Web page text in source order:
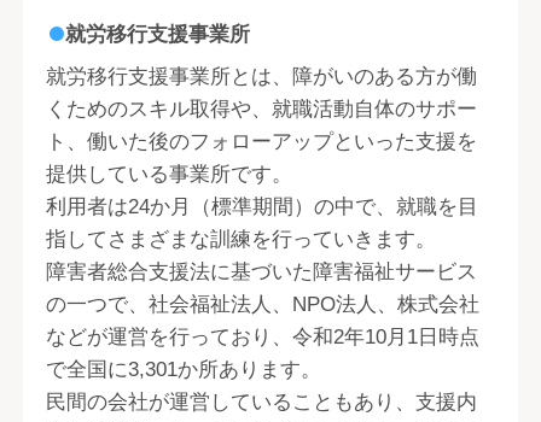
就労移行支援事業所
就労移行支援事業所とは、障がいのある方が働
くためのスキル取得や、就職活動自体のサポー
ト、働いた後のフォローアップといった支援を
提供している事業所です。
利用者は24か月（標準期間）の中で、就職を目
指してさまざまな訓練を行っていきます。
障害者総合支援法に基づいた障害福祉サービス
の一つで、社会福祉法人、NPO法人、株式会社
などが運営を行っており、令和2年10月1日時点
で全国に3,301か所あります。
民間の会社が運営していることもあり、支援内